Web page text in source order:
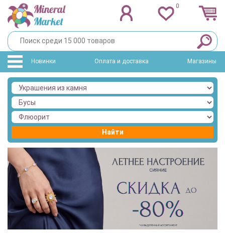
0
Новинки Оплата и доставка Магазины
Найти